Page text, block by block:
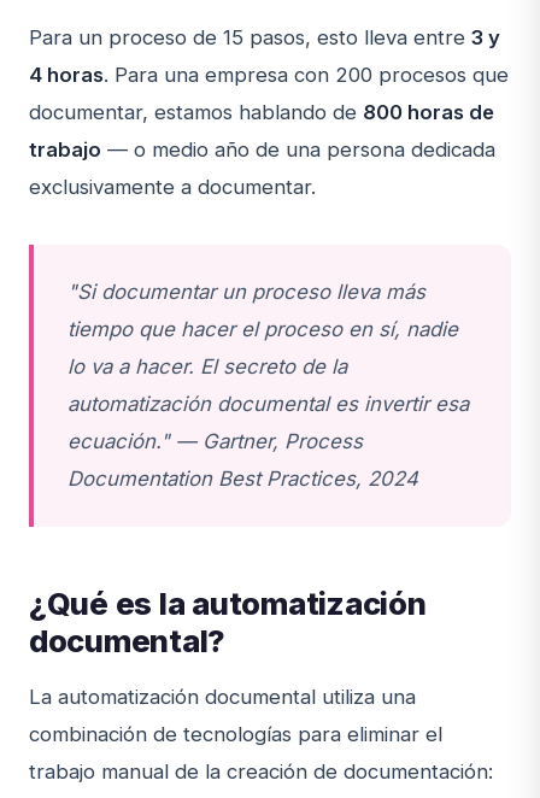
Para un proceso de 15 pasos, esto lleva entre 3 y
4 horas. Para una empresa con 200 procesos que
documentar, estamos hablando de 800 horas de
trabajo — o medio año de una persona dedicada
exclusivamente a documentar.
"Si documentar un proceso lleva más
tiempo que hacer el proceso en sí, nadie
lo va a hacer. El secreto de la
automatización documental es invertir esa
ecuación." — Gartner, Process
Documentation Best Practices, 2024
¿Qué es la automatización
documental?
La automatización documental utiliza una
combinación de tecnologías para eliminar el
trabajo manual de la creación de documentación: